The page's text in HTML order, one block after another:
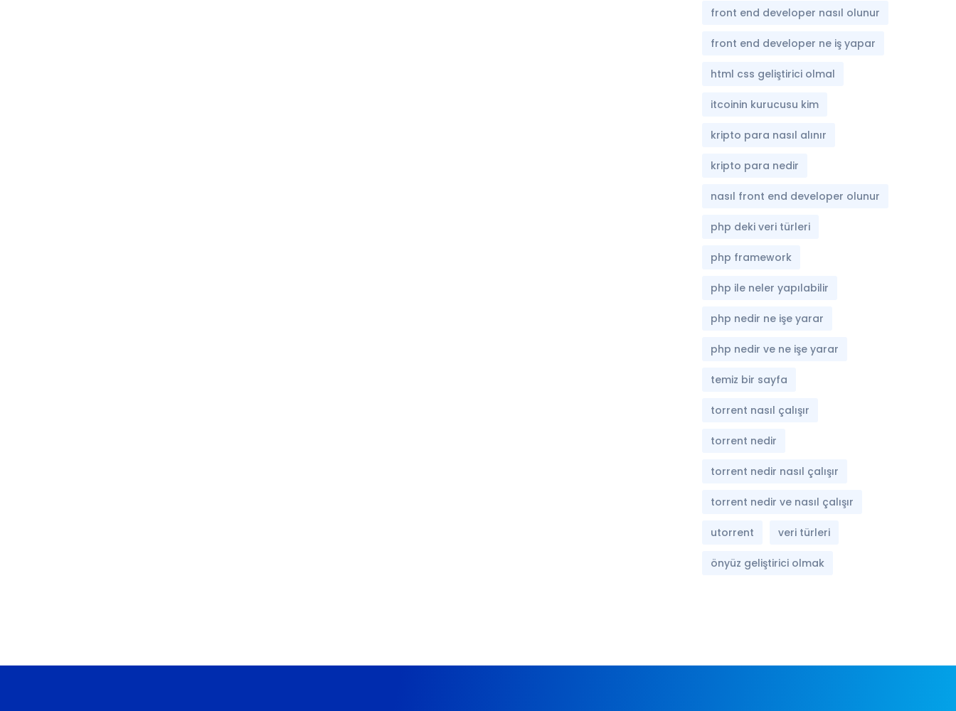
front end developer nasıl olunur
front end developer ne iş yapar
html css geliştirici olmal
itcoinin kurucusu kim
kripto para nasıl alınır
kripto para nedir
nasıl front end developer olunur
php deki veri türleri
php framework
php ile neler yapılabilir
php nedir ne işe yarar
php nedir ve ne işe yarar
temiz bir sayfa
torrent nasıl çalışır
torrent nedir
torrent nedir nasıl çalışır
torrent nedir ve nasıl çalışır
utorrent veri türleri
önyüz geliştirici olmak